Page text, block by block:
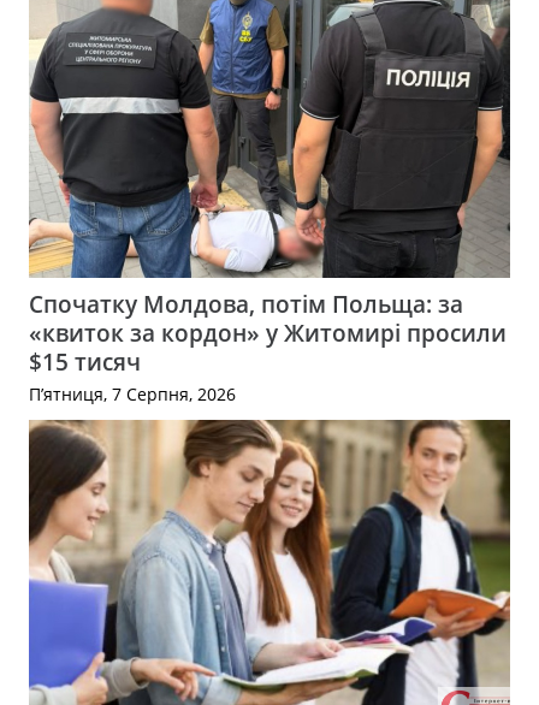
Спочатку Молдова, потім Польща: за
«квиток за кордон» у Житомирі просили
$15 тисяч
П’ятниця, 7 Серпня, 2026